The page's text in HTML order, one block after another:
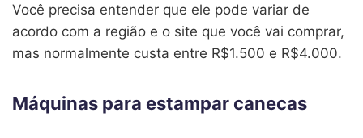
Você precisa entender que ele pode variar de
acordo com a região e o site que você vai comprar,
mas normalmente custa entre R$1.500 e R$4.000.
Máquinas para estampar canecas